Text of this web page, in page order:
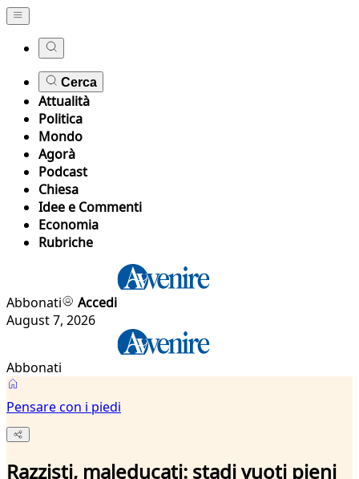
Cerca
Attualità
Politica
Mondo
Agorà
Podcast
Chiesa
Idee e Commenti
Economia
Rubriche
Abbonati
Accedi
August 7, 2026
Abbonati
Pensare con i piedi
Razzisti, maleducati: stadi vuoti pieni